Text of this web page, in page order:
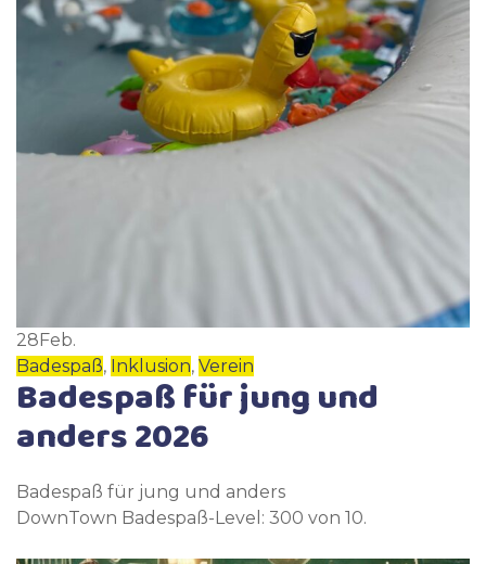
28 Feb.
Badespaß, Inklusion, Verein
Badespaß für jung und
anders 2026
Badespaß für jung und anders
DownTown Badespaß-Level: 300 von 10.